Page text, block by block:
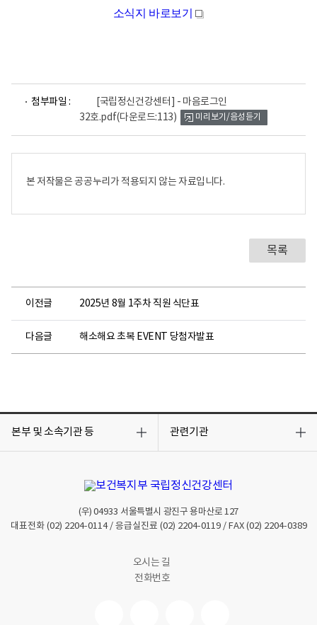
소식지 바로보기
새
첨부파일 :
[국립정신건강센터] - 마음로그인
32호.pdf(다운로드:113)
어
미리보기/음성듣기
본 저작물은 공공누리가 적용되지 않는 자료입니다.
목록
이전글 2025년 8월 1주차 직원 식단표
다음글 해소해요 초복 EVENT 당첨자발표
본부 및 소속기관 등
기
관련기관
기
(우)04933 서울특별시 광진구 용마산로 127
대표전화 (02) 2204-0114/ 응급실진료 (02) 2204-0119/ FAX (02) 2204-0389
오시는 길
전화번호